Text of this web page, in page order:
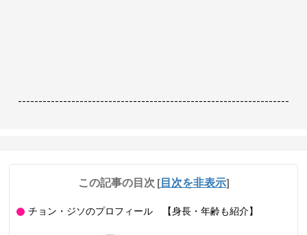
------------------------------------------------------------------
この記事の目次 [目次を非表示]
チョン・ジソのプロフィール 【身長・年齢も紹介】